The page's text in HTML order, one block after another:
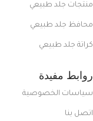
منتجات جلد طبيعي
محافظ جلد طبيعي
كراتة جلد طبيعي
روابط مفيدة
سياسات الخصوصية
اتصل بنا